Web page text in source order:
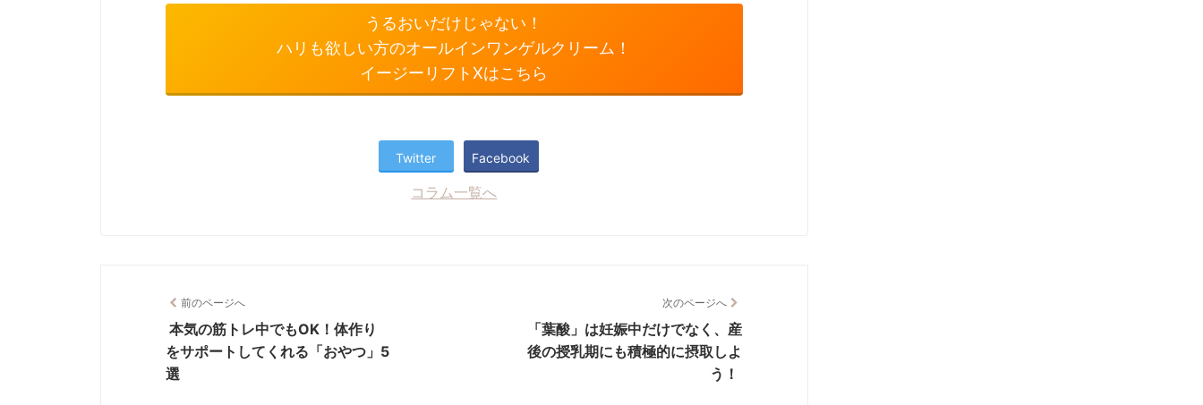
うるおいだけじゃない！
ハリも欲しい方のオールインワンゲルクリーム！
イージーリフトXはこちら
Twitter Facebook
コラム一覧へ
前のページへ
本気の筋トレ中でもOK！体作り
をサポートしてくれる「おやつ」5
選
次のページへ
「葉酸」は妊娠中だけでなく、産
後の授乳期にも積極的に摂取しよ
う！